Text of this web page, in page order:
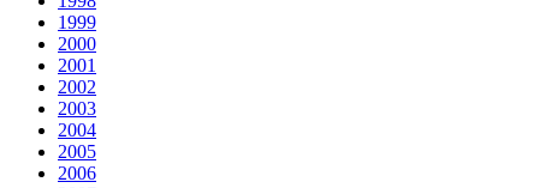
1999
2000
2001
2002
2003
2004
2005
2006